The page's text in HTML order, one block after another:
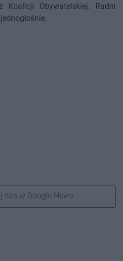
Koalicji Obywatelskiej. Radni
nas w Google News